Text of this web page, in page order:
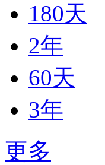
180天
2年
60天
3年
更多